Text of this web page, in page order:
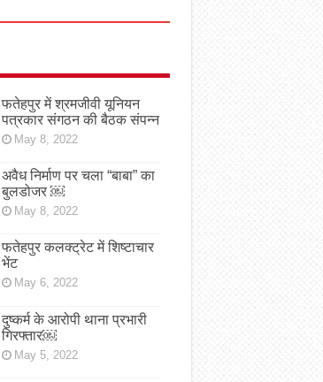
फतेहपुर में श्रमजीवी यूनियन
पत्रकार संगठन की बैठक संपन्न
May 8, 2022
अवैध निर्माण पर चला “बाबा” का
बुलडोजर ￼
May 8, 2022
फतेहपुर कलक्ट्रेट में शिष्टाचार
भेंट
May 6, 2022
दुष्कर्म के आरोपी थाना प्रभारी
गिरफ्तार￼
May 5, 2022